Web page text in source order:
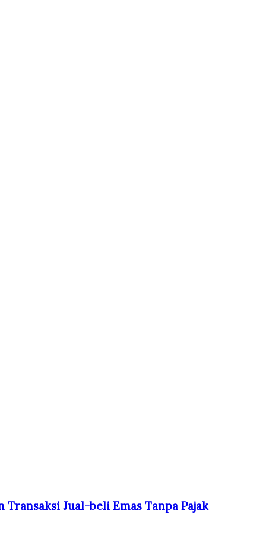
Transaksi Jual-beli Emas Tanpa Pajak